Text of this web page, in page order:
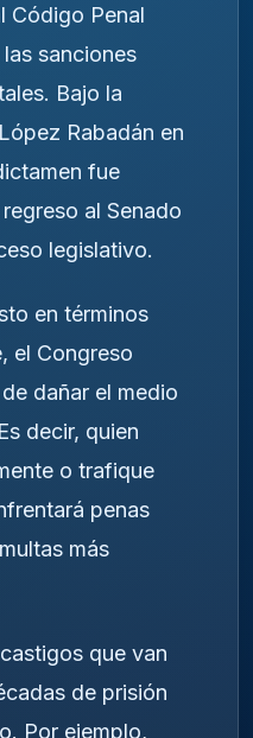
Código Penal
sanciones
Bajo la
Rabadán en
fue
al Senado
legislativo.
en términos
el Congreso
dañar el medio
decir, quien
o trafique
penas
más
que van
de prisión
Por ejemplo,